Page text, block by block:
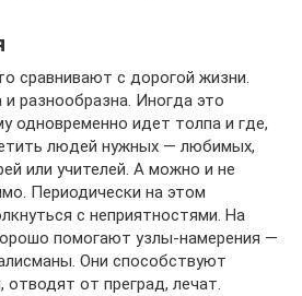
сравнивают с дорогой жизни.
разнообразна. Иногда это
одновременно идет толпа и где,
людей нужных — любимых,
или учителей. А можно и не
Периодически на этом
с неприятностями. На
помогают узлы-намерения —
Они способствуют
от преград, лечат.